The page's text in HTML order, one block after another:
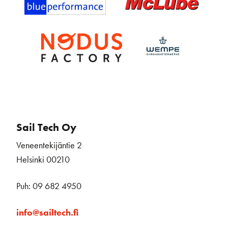
Sail Tech Oy
Veneentekijäntie 2
Helsinki 00210
Puh: 09 682 4950
info@sailtech.fi